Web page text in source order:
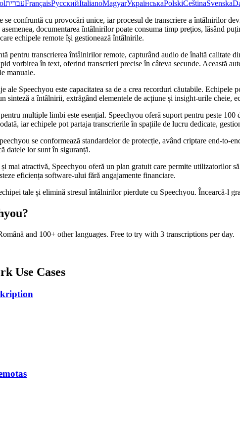
עבריתFrançaisРусскийItalianoMagyarУкраїнськаPolskiČeštinaSvenska
se confruntă cu provocări unice, iar procesul de transcriere a întâlnirilor
documentarea întâlnirilor poate consuma timp prețios, lăsând
echipele remote își gestionează întâlnirile.
pentru transcrierea întâlnirilor remote, capturând audio de înaltă
vorbirea în text, oferind transcrieri precise în câteva secunde. Această
manuale.
ale Speechyou este capacitatea sa de a crea recorduri căutabile.
sinteză a întâlnirii, extrăgând elementele de acțiune și insight-urile cheie,
multiple limbi este esențial. Speechyou oferă suport pentru peste
iar echipele pot partaja transcrierile în spațiile de lucru dedicate,
se conformează standardelor de protecție, având criptare end-
datele lor sunt în siguranță.
mai atractivă, Speechyou oferă un plan gratuit care permite utilizatorilor
eficiența software-ului fără angajamente financiare.
tale și elimină stresul întâlnirilor pierdute cu Speechyou. Încearcă-l
and 100+ other languages. Free to try with 3 transcriptions per day.
Use Cases